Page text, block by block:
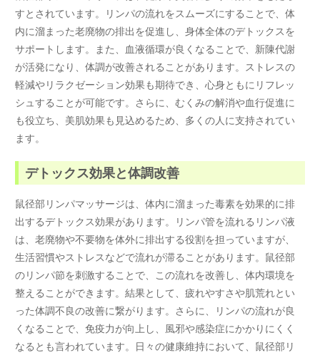
すとされています。リンパの流れをスムーズにすることで、体
内に溜まった老廃物の排出を促進し、身体全体のデトックスを
サポートします。また、血液循環が良くなることで、新陳代謝
が活発になり、体調が改善されることがあります。ストレスの
軽減やリラクゼーション効果も期待でき、心身ともにリフレッ
シュすることが可能です。さらに、むくみの解消や血行促進に
も役立ち、美肌効果も見込めるため、多くの人に支持されてい
ます。
デトックス効果と体調改善
鼠径部リンパマッサージは、体内に溜まった毒素を効果的に排
出するデトックス効果があります。リンパ管を流れるリンパ液
は、老廃物や不要物を体外に排出する役割を担っていますが、
生活習慣やストレスなどで流れが滞ることがあります。鼠径部
のリンパ節を刺激することで、この流れを改善し、体内環境を
整えることができます。結果として、疲れやすさや肌荒れとい
った体調不良の改善に繋がります。さらに、リンパの流れが良
くなることで、免疫力が向上し、風邪や感染症にかかりにくく
なるとも言われています。日々の健康維持において、鼠径部リ